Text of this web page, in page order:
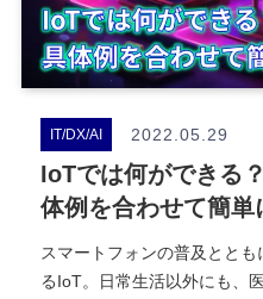
IT/DX/AI 2022.05.29
IoTでは何ができる
体例を合わせて簡単
スマートフォンの普及とと
るIoT。日常生活以外にも、